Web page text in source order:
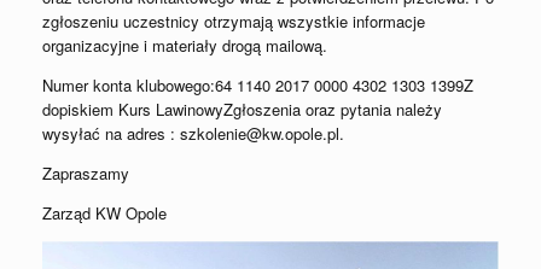
zgłoszeniu uczestnicy otrzymają wszystkie informacje
organizacyjne i materiały drogą mailową.
Numer konta klubowego:64 1140 2017 0000 4302 1303 1399Z
dopiskiem Kurs LawinowyZgłoszenia oraz pytania należy
wysyłać na adres : szkolenie@kw.opole.pl.
Zapraszamy
Zarząd KW Opole